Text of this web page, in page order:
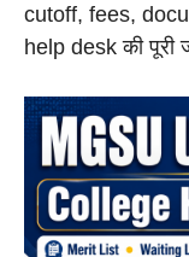
cutoff, fees,
help desk की पूरी